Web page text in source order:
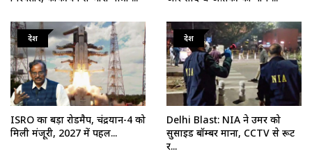
देश
ISRO का बड़ा रोडमैप, चंद्रयान-4 को
मिली मंजूरी, 2027 में पहल...
देश
Delhi Blast: NIA ने उमर को
सुसाइड बॉम्बर माना, CCTV से रूट
र...